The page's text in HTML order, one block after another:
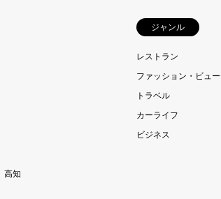
高知
ジャンル
レストラン
ファッション・ビュ
トラベル
カーライフ
ビジネス